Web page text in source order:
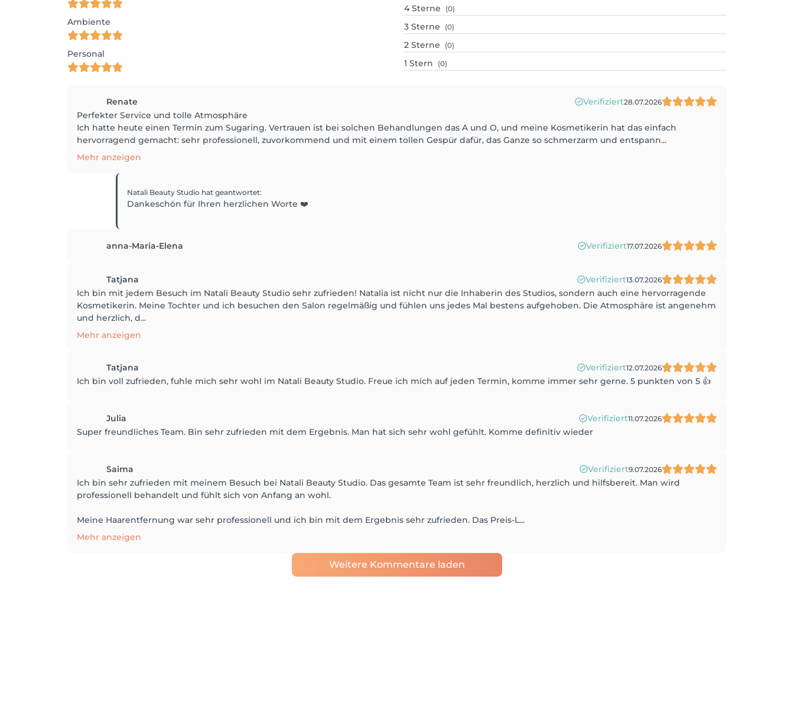
Ambiente
Personal
4 Sterne (0)
3 Sterne (0)
2 Sterne (0)
1 Stern (0)
Renate Verifiziert28.07.2026
​Perfekter Service und tolle Atmosphäre
Ich hatte heute einen Termin zum Sugaring. Vertrauen ist bei solchen Behandlungen das A und O, und meine Kosmetikerin hat das einfach
hervorragend gemacht: sehr professionell, zuvorkommend und mit einem tollen Gespür dafür, das Ganze so schmerzarm und entspann...
Mehr anzeigen
Natali Beauty Studio hat geantwortet:
Dankeschön für Ihren herzlichen Worte ❤️
anna-Maria-Elena Verifiziert17.07.2026
Tatjana Verifiziert13.07.2026
Ich bin mit jedem Besuch im Natali Beauty Studio sehr zufrieden! Natalia ist nicht nur die Inhaberin des Studios, sondern auch eine hervorragende
Kosmetikerin. Meine Tochter und ich besuchen den Salon regelmäßig und fühlen uns jedes Mal bestens aufgehoben. Die Atmosphäre ist angenehm
und herzlich, d...
Mehr anzeigen
Tatjana Verifiziert12.07.2026
Ich bin voll zufrieden, fuhle mich sehr wohl im Natali Beauty Studio. Freue ich mich auf jeden Termin, komme immer sehr gerne. 5 punkten von 5 👍
Julia Verifiziert11.07.2026
Super freundliches Team. Bin sehr zufrieden mit dem Ergebnis. Man hat sich sehr wohl gefühlt. Komme definitiv wieder
Saima Verifiziert9.07.2026
Ich bin sehr zufrieden mit meinem Besuch bei Natali Beauty Studio. Das gesamte Team ist sehr freundlich, herzlich und hilfsbereit. Man wird
professionell behandelt und fühlt sich von Anfang an wohl.
Meine Haarentfernung war sehr professionell und ich bin mit dem Ergebnis sehr zufrieden. Das Preis-L...
Mehr anzeigen
Weitere Kommentare laden